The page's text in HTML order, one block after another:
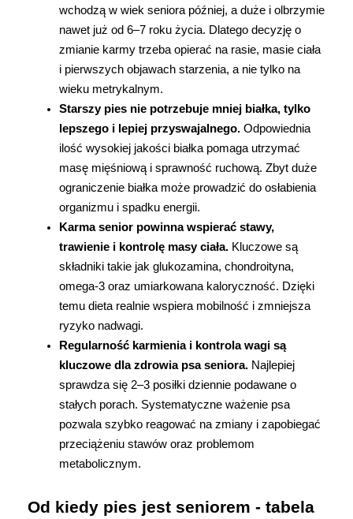
wchodzą w wiek seniora później, a duże i olbrzymie
nawet już od 6–7 roku życia. Dlatego decyzję o
zmianie karmy trzeba opierać na rasie, masie ciała
i pierwszych objawach starzenia, a nie tylko na
wieku metrykalnym.
Starszy pies nie potrzebuje mniej białka, tylko
lepszego i lepiej przyswajalnego. Odpowiednia
ilość wysokiej jakości białka pomaga utrzymać
masę mięśniową i sprawność ruchową. Zbyt duże
ograniczenie białka może prowadzić do osłabienia
organizmu i spadku energii.
Karma senior powinna wspierać stawy,
trawienie i kontrolę masy ciała. Kluczowe są
składniki takie jak glukozamina, chondroityna,
omega-3 oraz umiarkowana kaloryczność. Dzięki
temu dieta realnie wspiera mobilność i zmniejsza
ryzyko nadwagi.
Regularność karmienia i kontrola wagi są
kluczowe dla zdrowia psa seniora. Najlepiej
sprawdza się 2–3 posiłki dziennie podawane o
stałych porach. Systematyczne ważenie psa
pozwala szybko reagować na zmiany i zapobiegać
przeciążeniu stawów oraz problemom
metabolicznym.
Od kiedy pies jest seniorem - tabela